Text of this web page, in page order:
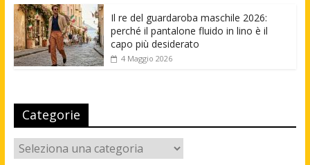
Il re del guardaroba maschile 2026:
perché il pantalone fluido in lino è il
capo più desiderato
4 Maggio 2026
Categorie
Categorie